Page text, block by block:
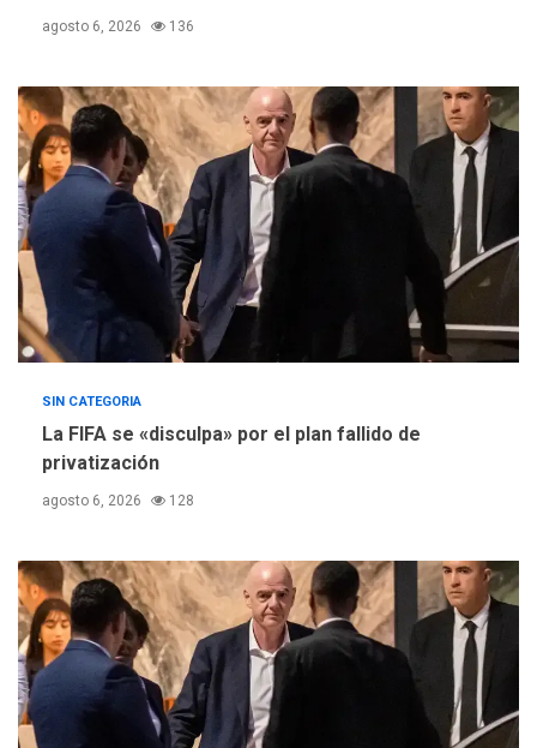
5
ÚLTIMA HORA
Concejo Municipal de
Mariño respalda a Cámara
de Comercio para reforma
de Ley de Puerto Libre
agosto 6, 2026 136
SIN CATEGORIA
La FIFA se «disculpa» por el plan fallido de
privatización
agosto 6, 2026 128